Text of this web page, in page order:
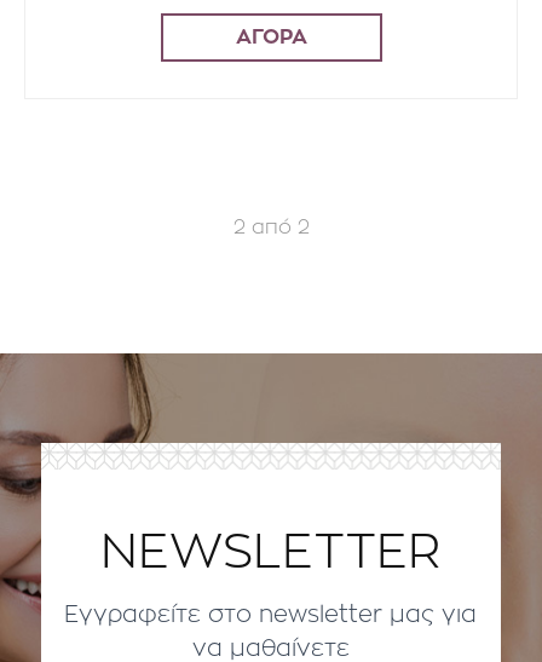
ΑΓΟΡΑ
2 από 2
NEWSLETTER
Εγγραφείτε στο newsletter μας για
να μαθαίνετε